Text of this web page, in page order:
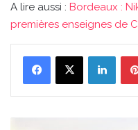
A lire aussi : Bordeaux :
premières enseignes de